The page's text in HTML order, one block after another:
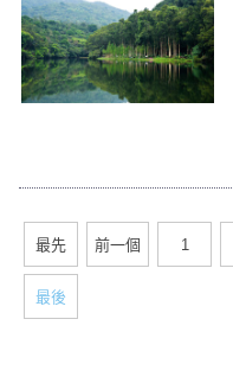
最先 前一個 1
最後